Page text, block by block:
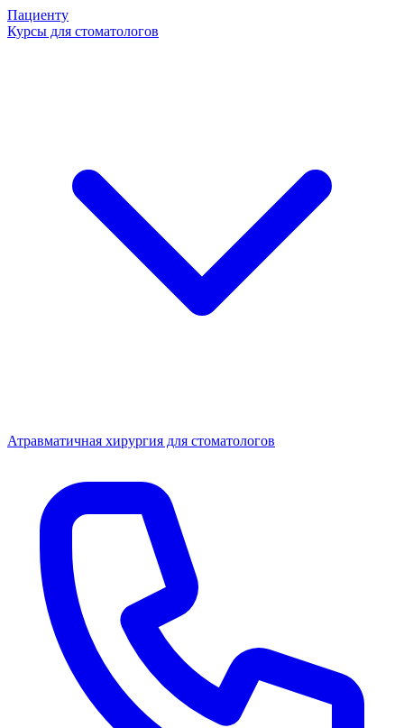
Пациенту
Курсы для стоматологов
Атравматичная хирургия для стоматологов